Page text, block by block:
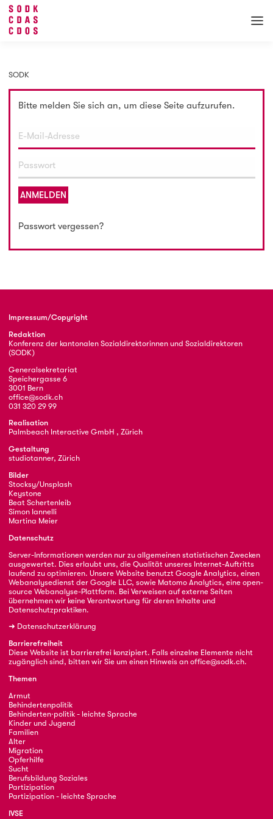
SODK
Bitte melden Sie sich an, um diese Seite aufzurufen.
ANMELDEN
Passwort vergessen?
Impressum/Copyright
Redaktion
Konferenz der kantonalen Sozialdirektorinnen und Sozialdirektoren
(SODK)
Generalsekretariat
Speichergasse 6
3001 Bern
office@sodk.ch
031 320 29 99
Realisation
Palmbeach Interactive GmbH , Zürich
Gestaltung
studiotanner, Zürich
Bilder
Stocksy/Unsplash
Keystone
Beat Schertenleib
Simon Iannelli
Martina Meier
Datenschutz
Server-Informationen werden nur zu allgemeinen statistischen Zwecken
ausgewertet. Dies erlaubt uns, die Qualität unseres Internet-Auftritts
laufend zu optimieren. Unsere Website benutzt Google Analytics, einen
Webanalysedienst der Google LLC, sowie Matomo Analytics, eine open-
source Webanalyse-Plattform. Bei Verweisen auf externe Seiten
übernehmen wir keine Verantwortung für deren Inhalte und
Datenschutzpraktiken.
➜ Datenschutzerklärung
Barrierefreiheit
Diese Website ist barrierefrei konzipiert. Falls einzelne Elemente nicht
zugänglich sind, bitten wir Sie um einen Hinweis an office@sodk.ch.
Themen
Armut
Behindertenpolitik
Behinderten·politik - leichte Sprache
Kinder und Jugend
Familien
Alter
Migration
Opferhilfe
Sucht
Berufsbildung Soziales
Partizipation
Partizipation - leichte Sprache
IVSE